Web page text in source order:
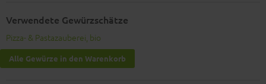
Verwendete Gewürzschätze
Pizza- & Pastazauberei, bio
Alle Gewürze in den Warenkorb